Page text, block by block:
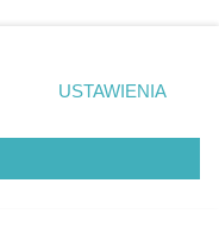
prywatności
strony
zgody
się takiemu
zastosowanie tylko
USTAWIENIA